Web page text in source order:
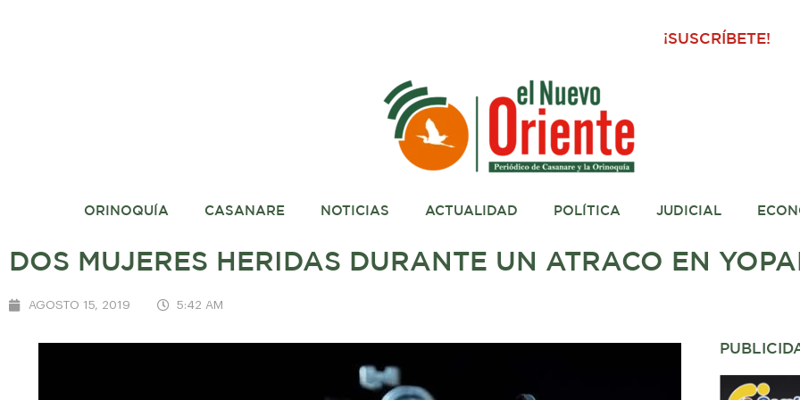
¡SUSCRÍBETE!
ORINOQUÍA CASANARE NOTICIAS ACTUALIDAD POLÍTICA JUDICIAL
DOS MUJERES HERIDAS DURANTE UN ATRACO EN
AGOSTO 15, 2019 5:42 AM